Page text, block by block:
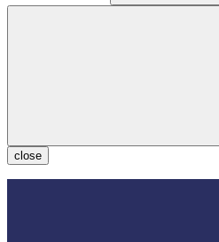
close